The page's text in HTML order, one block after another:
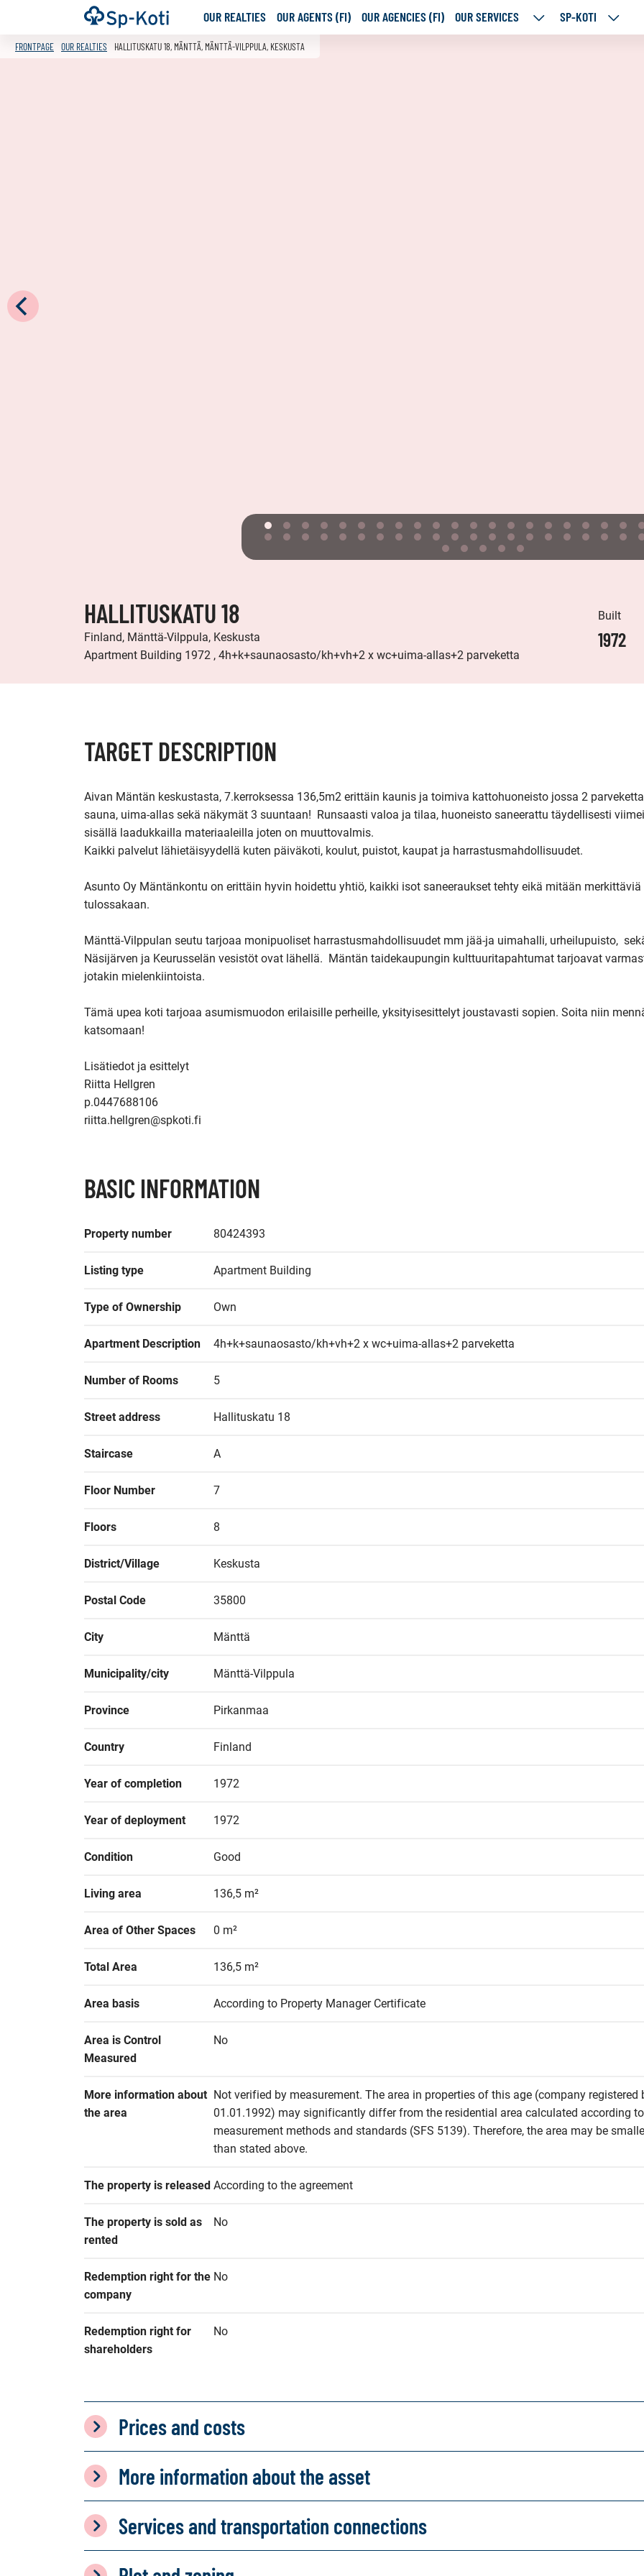
Go
to
content
Frontpage OUR REALTIES OUR AGENTS (FI) OUR AGENCIES (FI) OUR SERVICES
OUR
SP-KOTI
SP-
FRONTPAGE OUR REALTIES HALLITUSKATU 18, MÄNTTÄ, MÄNTTÄ-VILPPULA, KESKUSTA
HALLITUSKATU 18
Finland, Mänttä-Vilppula, Keskusta
Apartment Building 1972 , 4h+k+saunaosasto/kh+vh+2 x wc+uima-allas+2 parveketta
Built
1972
TARGET DESCRIPTION
Aivan Mäntän keskustasta, 7.kerroksessa 136,5m2 erittäin kaunis ja toimiva kattohuoneisto jossa 2
sauna, uima-allas sekä näkymät 3 suuntaan!  Runsaasti valoa ja tilaa, huoneisto saneerattu täydellisesti
sisällä laadukkailla materiaaleilla joten on muuttovalmis.
Kaikki palvelut lähietäisyydellä kuten päiväkoti, koulut, puistot, kaupat ja harrastusmahdollisuudet.
Asunto Oy Mäntänkontu on erittäin hyvin hoidettu yhtiö, kaikki isot saneeraukset tehty eikä mitään merkittäviä
tulossakaan.
Mänttä-Vilppulan seutu tarjoaa monipuoliset harrastusmahdollisuudet mm jää-ja uimahalli, urheilupuisto,
Näsijärven ja Keurusselän vesistöt ovat lähellä.  Mäntän taidekaupungin kulttuuritapahtumat tarjoavat
jotakin mielenkiintoista.
Tämä upea koti tarjoaa asumismuodon erilaisille perheille, yksityisesittelyt joustavasti sopien. Soita niin
katsomaan!
Lisätiedot ja esittelyt
Riitta Hellgren
p.0447688106
riitta.hellgren@spkoti.fi
BASIC INFORMATION
Property number 80424393
Listing type Apartment Building
Type of Ownership Own
Apartment Description 4h+k+saunaosasto/kh+vh+2 x wc+uima-allas+2 parveketta
Number of Rooms 5
Street address Hallituskatu 18
Staircase A
Floor Number 7
Floors 8
District/Village Keskusta
Postal Code 35800
City Mänttä
Municipality/city Mänttä-Vilppula
Province Pirkanmaa
Country Finland
Year of completion 1972
Year of deployment 1972
Condition Good
Living area 136,5 m²
Area of Other Spaces 0 m²
Total Area 136,5 m²
Area basis According to Property Manager Certificate
Area is Control
Measured
No
More information about
the area
Not verified by measurement. The area in properties of this age (company registered
01.01.1992) may significantly differ from the residential area calculated according
measurement methods and standards (SFS 5139). Therefore, the area may be
than stated above.
The property is released According to the agreement
The property is sold as
rented
No
Redemption right for the
company
No
Redemption right for
shareholders
No
Prices and costs
More information about the asset
Services and transportation connections